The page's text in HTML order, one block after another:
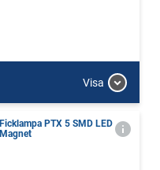
Visa
Ficklampa PTX 5 SMD LED
Magnet